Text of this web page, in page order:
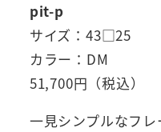
pit-p
サイズ：43□25
カラー：DM
51,700円（税込）
一見シンプルなフ